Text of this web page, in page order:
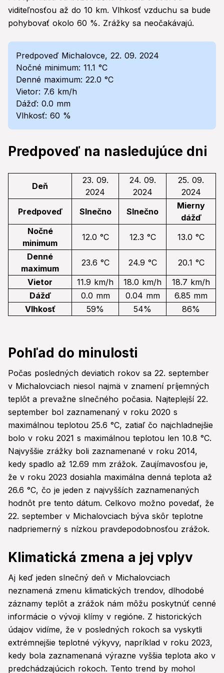
viditeľnosťou až do 10 km. Vlhkosť vzduchu sa bude
pohybovať okolo 60 %. Zrážky sa neočakávajú.
Predpoveď Michalovce, 22. 09. 2024
Nočné minimum: 11.1 °C
Denné maximum: 22.0 °C
Vietor: 7.6 km/h
Dážď: 0.0 mm
Vlhkosť: 60 %
Predpoveď na nasledujúce dni
Deň
23. 09.
2024
24. 09.
2024
25. 09.
2024
Predpoveď
Slnečno Slnečno
Mierny
dážď
Nočné
minimum
12.0 °C 12.3 °C
13.0 °C
Denné
maximum
23.6 °C 24.9 °C
20.1 °C
Vietor
11.9 km/h 18.0 km/h
18.7 km/h
Dážď
0.0 mm 0.04 mm
6.85 mm
Vlhkosť
59% 54% 86%
Pohľad do minulosti
Počas posledných deviatich rokov sa 22. september
v Michalovciach niesol najmä v znamení príjemných
teplôt a prevažne slnečného počasia. Najteplejší 22.
september bol zaznamenaný v roku 2020 s
maximálnou teplotou 25.6 °C, zatiaľ čo najchladnejšie
bolo v roku 2021 s maximálnou teplotou len 10.8 °C.
Najvyššie zrážky boli zaznamenané v roku 2014,
kedy spadlo až 12.69 mm zrážok. Zaujímavosťou je,
že v roku 2023 dosiahla maximálna denná teplota až
26.6 °C, čo je jeden z najvyšších zaznamenaných
hodnôt pre tento dátum. Celkovo možno povedať, že
22. september v Michalovciach býva skôr teplotne
nadpriemerný s nízkou pravdepodobnosťou zrážok.
Klimatická zmena a jej vplyv
Aj keď jeden slnečný deň v Michalovciach
neznamená zmenu klimatických trendov, dlhodobé
záznamy teplôt a zrážok nám môžu poskytnúť cenné
informácie o vývoji klímy v regióne. Z historických
údajov vidíme, že v posledných rokoch sa vyskytli
extrémnejšie teplotné výkyvy, napríklad v roku 2023,
kedy bola zaznamenaná výrazne vyššia teplota ako v
predchádzajúcich rokoch. Tento trend by mohol